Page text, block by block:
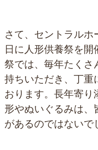
さて、セントラルホ
日に人形供養祭を
祭では、毎年たくさ
持ちいただき、丁重
おります。長年寄り
形やぬいぐるみは、
があるのではないで